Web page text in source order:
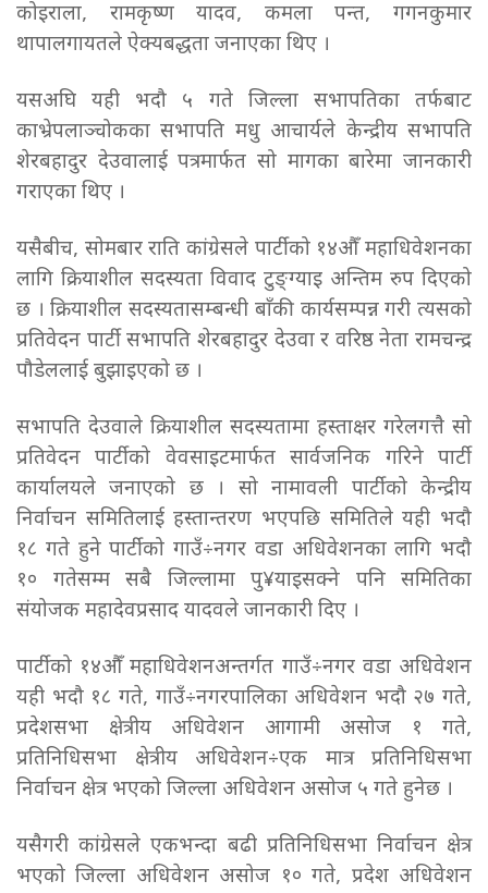
कोइराला, रामकृष्ण यादव, कमला पन्त, गगनकुमार
थापालगायतले ऐक्यबद्धता जनाएका थिए ।
यसअघि यही भदौ ५ गते जिल्ला सभापतिका तर्फबाट
काभ्रेपलाञ्चोकका सभापति मधु आचार्यले केन्द्रीय सभापति
शेरबहादुर देउवालाई पत्रमार्फत सो मागका बारेमा जानकारी
गराएका थिए ।
यसैबीच, सोमबार राति कांग्रेसले पार्टीको १४औँ महाधिवेशनका
लागि क्रियाशील सदस्यता विवाद टुङ्ग्याइ अन्तिम रुप दिएको
छ । क्रियाशील सदस्यतासम्बन्धी बाँकी कार्यसम्पन्न गरी त्यसको
प्रतिवेदन पार्टी सभापति शेरबहादुर देउवा र वरिष्ठ नेता रामचन्द्र
पौडेललाई बुझाइएको छ ।
सभापति देउवाले क्रियाशील सदस्यतामा हस्ताक्षर गरेलगत्तै सो
प्रतिवेदन पार्टीको वेवसाइटमार्फत सार्वजनिक गरिने पार्टी
कार्यालयले जनाएको छ । सो नामावली पार्टीको केन्द्रीय
निर्वाचन समितिलाई हस्तान्तरण भएपछि समितिले यही भदौ
१८ गते हुने पार्टीको गाउँ÷नगर वडा अधिवेशनका लागि भदौ
१० गतेसम्म सबै जिल्लामा पु¥याइसक्ने पनि समितिका
संयोजक महादेवप्रसाद यादवले जानकारी दिए ।
पार्टीको १४औँ महाधिवेशनअन्तर्गत गाउँ÷नगर वडा अधिवेशन
यही भदौ १८ गते, गाउँ÷नगरपालिका अधिवेशन भदौ २७ गते,
प्रदेशसभा क्षेत्रीय अधिवेशन आगामी असोज १ गते,
प्रतिनिधिसभा क्षेत्रीय अधिवेशन÷एक मात्र प्रतिनिधिसभा
निर्वाचन क्षेत्र भएको जिल्ला अधिवेशन असोज ५ गते हुनेछ ।
यसैगरी कांग्रेसले एकभन्दा बढी प्रतिनिधिसभा निर्वाचन क्षेत्र
भएको जिल्ला अधिवेशन असोज १० गते, प्रदेश अधिवेशन